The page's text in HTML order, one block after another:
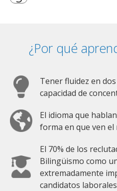
¿Por qué
Tener fluidez en
capacidad de
El idioma que
forma en que ven el
El 70% de los
Bilingüismo como
extremadamente
candidatos